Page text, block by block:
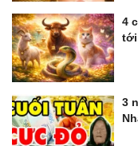
4
tới
3